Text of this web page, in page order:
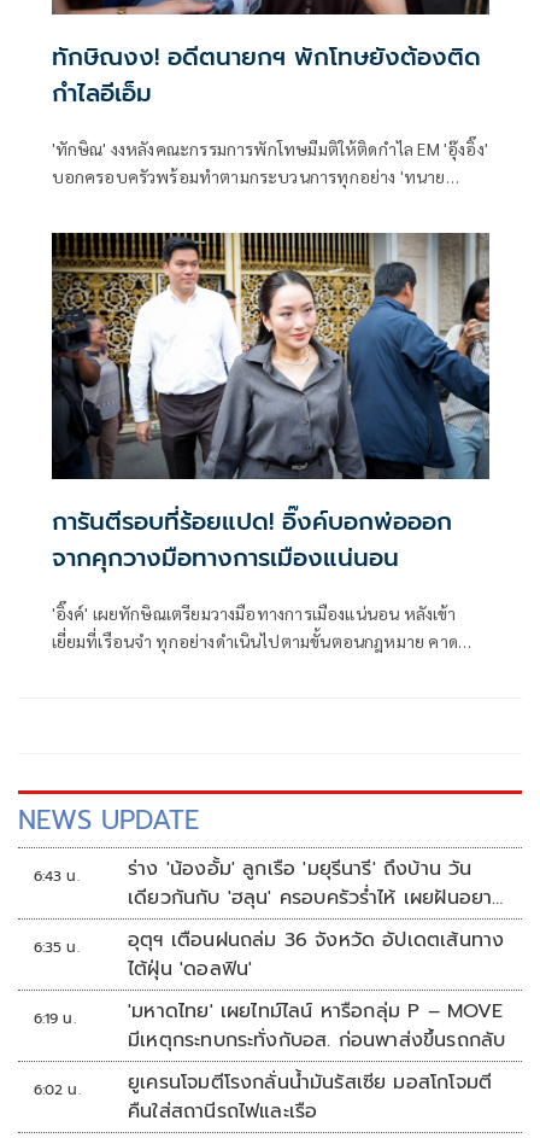
ทักษิณงง! อดีตนายกฯ พักโทษยังต้องติด
กำไลอีเอ็ม
'ทักษิณ' งงหลังคณะกรรมการพักโทษมีมติให้ติดกำไล EM 'อุ๊งอิ๊ง'
บอกครอบครัวพร้อมทำตามกระบวนการทุกอย่าง 'ทนาย
พันธนาการควบคุมคอนโทรล
การันตีรอบที่ร้อยแปด! อิ๊งค์บอกพ่อออก
จากคุกวางมือทางการเมืองแน่นอน
'อิ๊งค์' เผยทักษิณเตรียมวางมือทางการเมืองแน่นอน หลังเข้า
เยี่ยมที่เรือนจำ ทุกอย่างดำเนินไปตามขั้นตอนกฎหมาย คาด
NEWS UPDATE
6:43 น.
ร่าง 'น้องอั้ม' ลูกเรือ 'มยุรีนารี' ถึงบ้าน วัน
เดียวกันกับ 'ฮลุน' ครอบครัวร่ำไห้ เผยฝันอยาก
เป็นทหารเรือ
6:35 น.
อุตุฯ เตือนฝนถล่ม 36 จังหวัด อัปเดตเส้นทาง
ไต้ฝุ่น 'ดอลฟิน'
6:19 น.
'มหาดไทย' เผยไทม์ไลน์ หารือกลุ่ม P – MOVE
มีเหตุกระทบกระทั่งกับอส. ก่อนพาส่งขึ้นรถกลับ
6:02 น.
ยูเครนโจมตีโรงกลั่นน้ำมันรัสเซีย มอสโกโจมตี
คืนใส่สถานีรถไฟและเรือ